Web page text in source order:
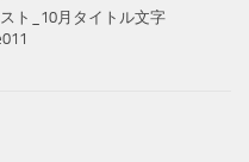
ト_10月タイトル文字